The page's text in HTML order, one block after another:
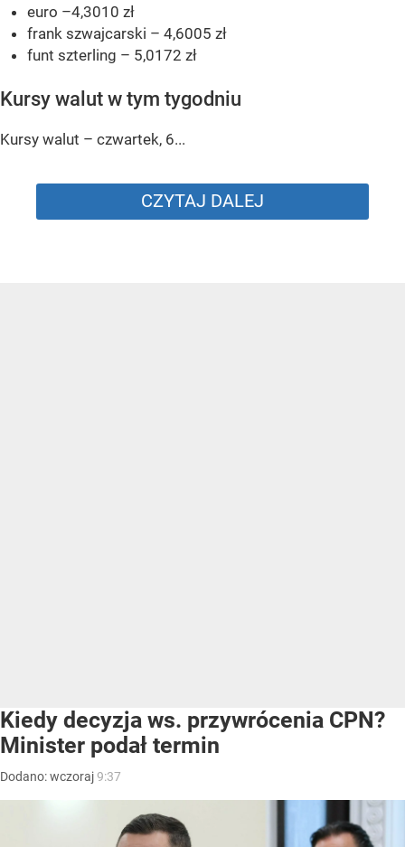
euro –4,3010 zł
frank szwajcarski – 4,6005 zł
funt szterling – 5,0172 zł
Kursy walut w tym tygodniu
Kursy walut – czwartek, 6...
CZYTAJ DALEJ
Kiedy decyzja ws. przywrócenia CPN?
Minister podał termin
Dodano:wczoraj9:37